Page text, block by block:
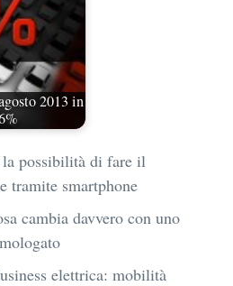
2013 in
possibilità di fare il
tramite smartphone
cambia davvero con uno
elettrica: mobilità